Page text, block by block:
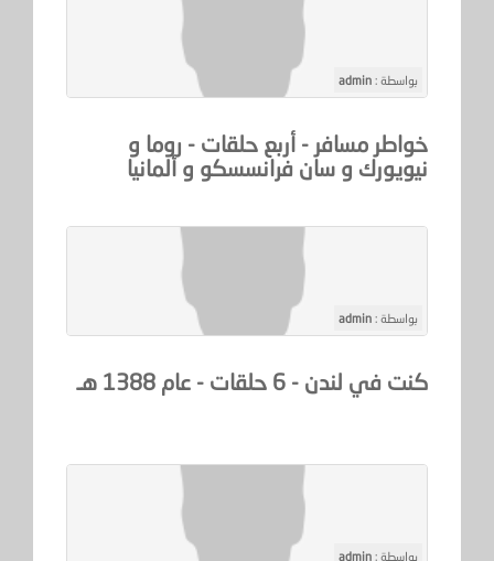
بواسطة : admin
خواطر مسافر - أربع حلقات - روما و
نيويورك و سان فرانسسكو و ألمانيا
بواسطة : admin
كنت في لندن - 6 حلقات - عام 1388 هـ
بواسطة : admin